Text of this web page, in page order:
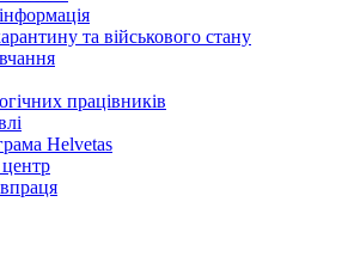
та військового стану
працівників
Helvetas